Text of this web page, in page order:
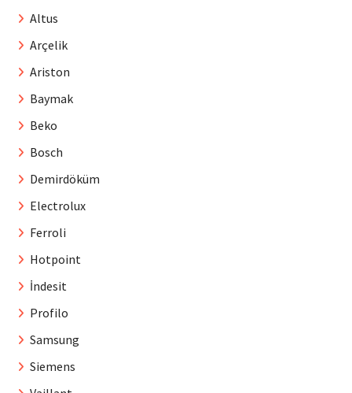
Altus
Arçelik
Ariston
Baymak
Beko
Bosch
Demirdöküm
Electrolux
Ferroli
Hotpoint
İndesit
Profilo
Samsung
Siemens